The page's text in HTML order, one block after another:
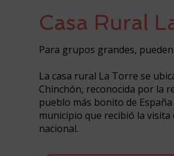
Casa Rural
Para grupos grandes,
La casa rural La Torre se
Chinchón, reconocida por la
pueblo más bonito de
municipio que recibió la
nacional.